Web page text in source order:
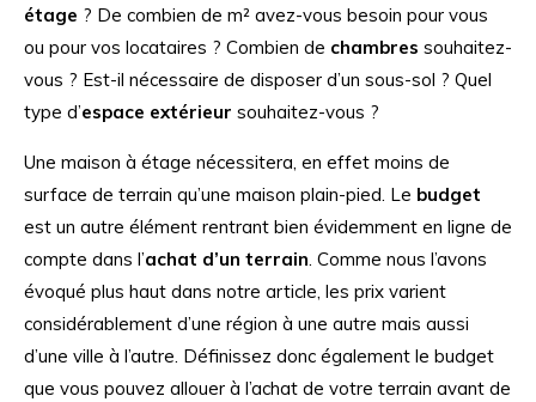
étage ? De combien de m² avez-vous besoin pour vous
ou pour vos locataires ? Combien de chambres souhaitez-
vous ? Est-il nécessaire de disposer d’un sous-sol ? Quel
type d’espace extérieur souhaitez-vous ?
Une maison à étage nécessitera, en effet moins de
surface de terrain qu’une maison plain-pied. Le budget
est un autre élément rentrant bien évidemment en ligne de
compte dans l’achat d’un terrain. Comme nous l’avons
évoqué plus haut dans notre article, les prix varient
considérablement d’une région à une autre mais aussi
d’une ville à l’autre. Définissez donc également le budget
que vous pouvez allouer à l’achat de votre terrain avant de